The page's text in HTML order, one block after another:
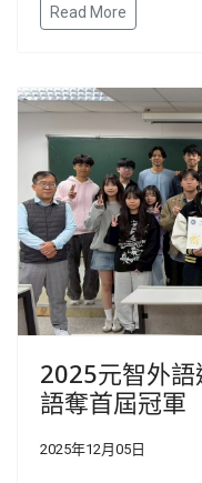
Read More
2025元智外
語奪首屆冠軍
2025年12月05日